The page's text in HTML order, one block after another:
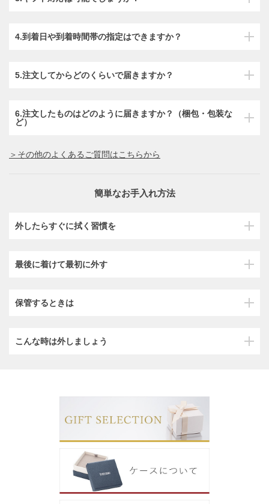
4.到着日や到着時間帯の指定はできますか？
5.注文してからどのくらいで届きますか？
6.注文したものはどのように届きますか？（梱包・包装な
ど）
＞その他のよくあるご質問はこちらから
簡単なお手入れ方法
外したらすぐに拭く習慣を
最後に着けて最初に外す
保管するときは
こんな時は外しましょう